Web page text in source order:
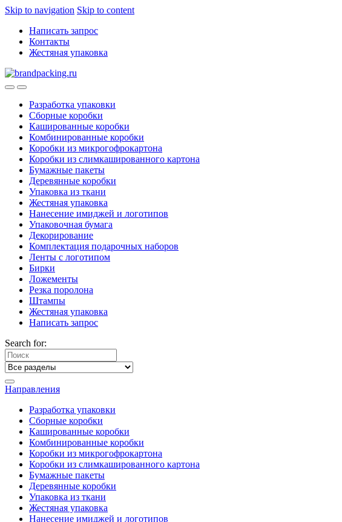
Skip to navigation Skip to content
Написать запрос
Контакты
Жестяная упаковка
Разработка упаковки
Сборные коробки
Кашированные коробки
Комбинированные коробки
Коробки из микрогофрокартона
Коробки из слимкашированного картона
Бумажные пакеты
Деревянные коробки
Упаковка из ткани
Жестяная упаковка
Нанесение имиджей и логотипов
Упаковочная бумага
Декорирование
Комплектация подарочных наборов
Ленты с логотипом
Бирки
Ложементы
Резка поролона
Штампы
Жестяная упаковка
Написать запрос
Search for:
Направления
Разработка упаковки
Сборные коробки
Кашированные коробки
Комбинированные коробки
Коробки из микрогофрокартона
Коробки из слимкашированного картона
Бумажные пакеты
Деревянные коробки
Упаковка из ткани
Жестяная упаковка
Нанесение имиджей и логотипов